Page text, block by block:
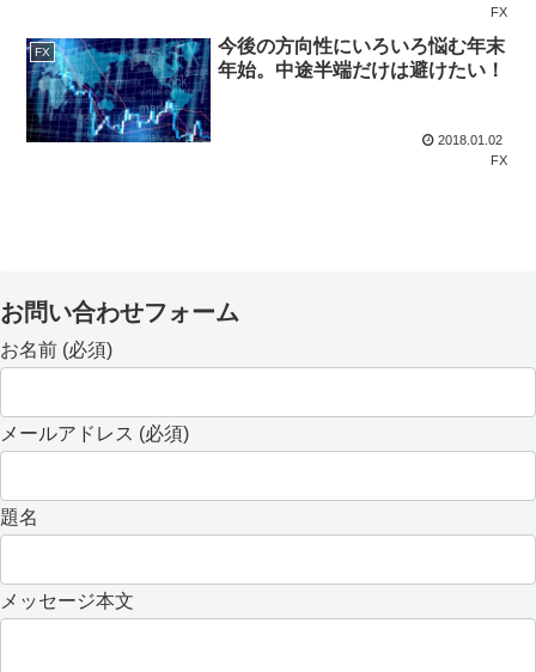
FX
FX
今後の方向性にいろいろ悩む年末
年始。中途半端だけは避けたい！
2018.01.02
FX
お問い合わせフォーム
お名前 (必須)
メールアドレス (必須)
題名
メッセージ本文